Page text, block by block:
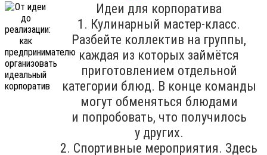
Идеи для корпоратива
1. Кулинарный мастер-класс.
Разбейте коллектив на группы,
каждая из которых займётся
приготовлением отдельной
категории блюд. В конце команды
могут обменяться блюдами
и попробовать, что получилось
у других.
2. Спортивные мероприятия. Здесь